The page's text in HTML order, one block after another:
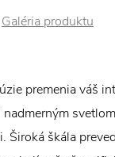
Galéria produktu
premenia váš
Široká škála